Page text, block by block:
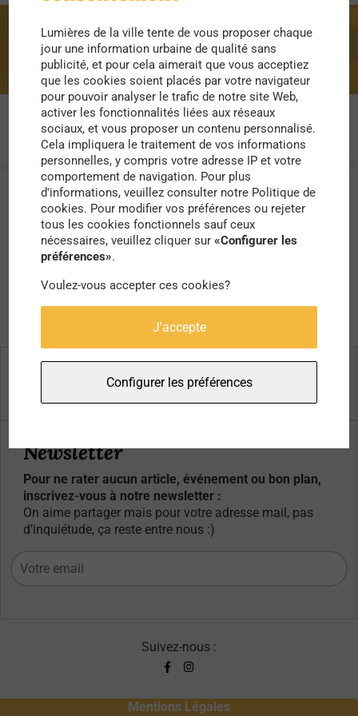
projet
Newsletter
Pour ne rater aucun article, événement ou bon plan,
inscrivez-vous à notre newsletter :
On aime partager mais pour votre adresse mail, pas
d’inquiétude, ça reste entre nous :)
Suivez-nous :
Mentions Légales
Lumières de la ville tente de vous proposer chaque
jour une information urbaine de qualité sans
publicité, et pour cela aimerait que vous acceptiez
que les cookies soient placés par votre navigateur
pour pouvoir analyser le trafic de notre site Web,
activer les fonctionnalités liées aux réseaux
sociaux, et vous proposer un contenu personnalisé.
Cela impliquera le traitement de vos informations
personnelles, y compris votre adresse IP et votre
comportement de navigation. Pour plus
d'informations, veuillez consulter notre Politique de
cookies. Pour modifier vos préférences ou rejeter
tous les cookies fonctionnels sauf ceux
nécessaires, veuillez cliquer sur«Configurer les
préférences».
Voulez-vous accepter ces cookies?
J'accepte
Configurer les préférences